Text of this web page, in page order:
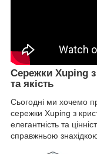
Сережки Xuping
та якість
Сьогодні ми хочемо
сережки Xuping з
елегантність та
справжньою знахідкою